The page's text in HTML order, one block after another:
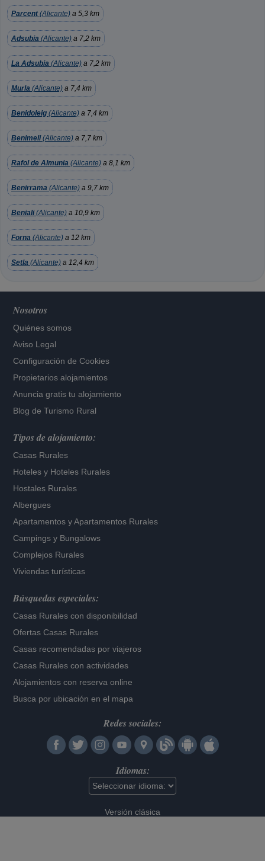
Parcent(Alicante) a 5,3 km
Adsubia (Alicante) a 7,2 km
La Adsubia (Alicante) a 7,2 km
Murla (Alicante) a 7,4 km
Benidoleig (Alicante) a 7,4 km
Benimeli(Alicante) a 7,7 km
Rafol de Almunia (Alicante) a 8,1 km
Benirrama (Alicante) a 9,7 km
Beniali(Alicante) a 10,9 km
Forna (Alicante) a 12 km
Setla (Alicante) a 12,4 km
Nosotros
Quiénes somos
Aviso Legal
Configuración de Cookies
Propietarios alojamientos
Anuncia gratis tu alojamiento
Blog de Turismo Rural
Tipos de alojamiento:
Casas Rurales
Hoteles y Hoteles Rurales
Hostales Rurales
Albergues
Apartamentos yApartamentos Rurales
Campings y Bungalows
Complejos Rurales
Viviendas turísticas
Búsquedas especiales:
Casas Rurales con disponibilidad
Ofertas Casas Rurales
Casas recomendadas por viajeros
Casas Rurales con actividades
Alojamientos con reserva online
Busca por ubicación en el mapa
Redes sociales:
Idiomas:
Versión clásica